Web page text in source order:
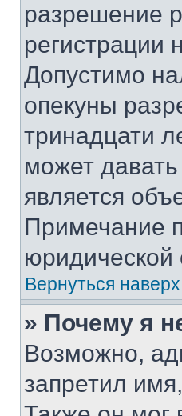
разрешение
регистрации
Допустимо
опекуны
тринадцати
может
является
Примечание
юридической
Вернуться наверх
» Почему я
Возможно,
запретил